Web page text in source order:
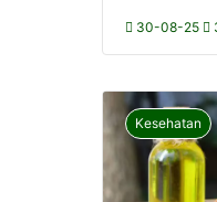
30-08-25
Kesehatan